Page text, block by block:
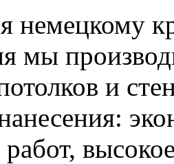
немецкому
мы
и
работ,